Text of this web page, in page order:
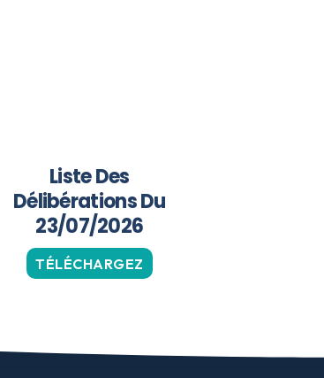
Liste Des
Délibérations Du
23/07/2026
TÉLÉCHARGEZ